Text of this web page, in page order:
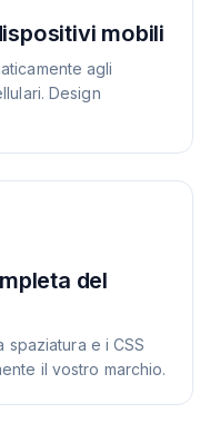
mobili
agli
Design
del
e i CSS
il vostro marchio.